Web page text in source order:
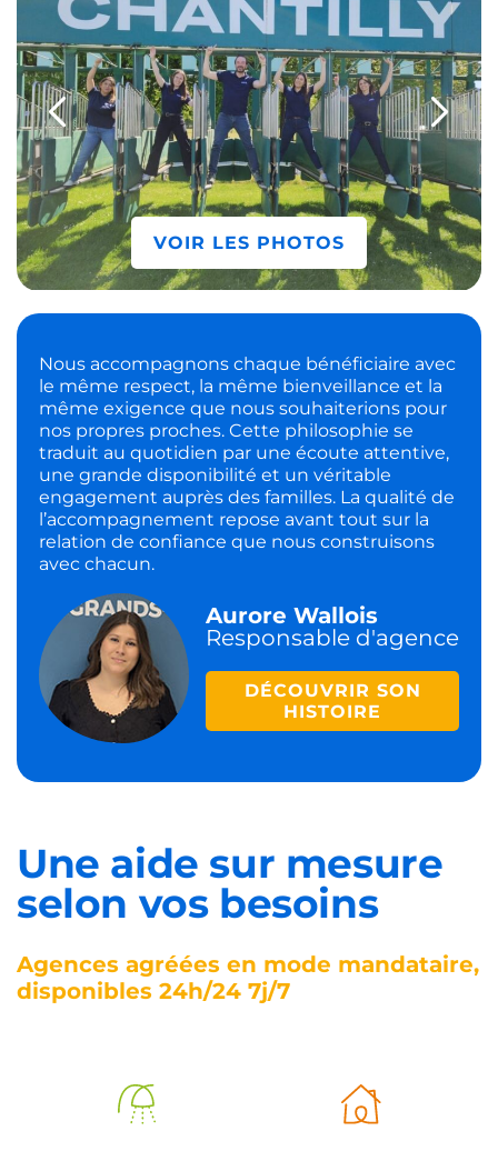
VOIR LES PHOTOS
Nous accompagnons chaque bénéficiaire avec
le même respect, la même bienveillance et la
même exigence que nous souhaiterions pour
nos propres proches. Cette philosophie se
traduit au quotidien par une écoute attentive,
une grande disponibilité et un véritable
engagement auprès des familles. La qualité de
l’accompagnement repose avant tout sur la
relation de confiance que nous construisons
avec chacun.
Aurore Wallois
Responsable d'agence
DÉCOUVRIR SON
HISTOIRE
Une aide sur mesure
selon vos besoins
Agences agréées en mode mandataire,
disponibles 24h/24 7j/7